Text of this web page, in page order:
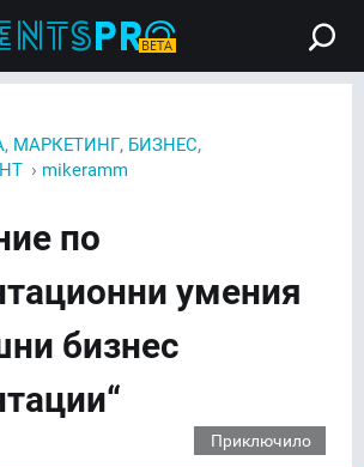
МАРКЕТИНГ, БИЗНЕС,
› mikeramm
по
умения
бизнес
Приключило